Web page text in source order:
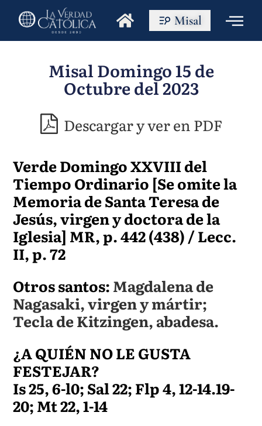
Misal
Misal Domingo 15 de
Octubre del 2023
Descargar y ver en PDF
Verde Domingo XXVIII del
Tiempo Ordinario [Se omite la
Memoria de Santa Teresa de
Jesús, virgen y doctora de la
Iglesia] MR, p. 442 (438) / Lecc.
II, p. 72
Otros santos:Magdalena de
Nagasaki, virgen y mártir;
Tecla de Kitzingen, abadesa.
¿A QUIÉN NO LE GUSTA
FESTEJAR?
Is 25, 6-l0; Sal 22; Flp 4, 12-14.19-
20; Mt 22, 1-14